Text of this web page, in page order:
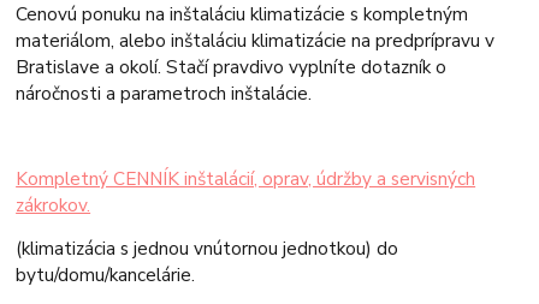
Cenovú ponuku na inštaláciu klimatizácie s kompletným
materiálom, alebo inštaláciu klimatizácie na predprípravu v
Bratislave a okolí. Stačí pravdivo vyplníte dotazník o
náročnosti a parametroch inštalácie.
Kompletný CENNÍK inštalácií, oprav, údržby a servisných
zákrokov.
(klimatizácia s jednou vnútornou jednotkou) do
bytu/domu/kancelárie.